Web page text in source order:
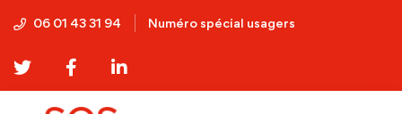
06 01 43 31 94 Numéro spécial usagers